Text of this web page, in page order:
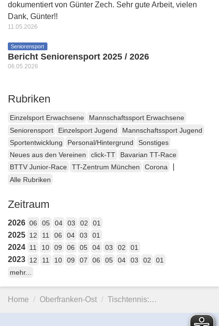
dokumentiert von Günter Zech. Sehr gute Arbeit, vielen
Dank, Günter!!
11.05.2026
Seniorensport
Bericht Seniorensport 2025 / 2026
06.05.2026
Rubriken
Einzelsport Erwachsene
Mannschaftssport Erwachsene
Seniorensport
Einzelsport Jugend
Mannschaftssport Jugend
Sportentwicklung
Personal/Hintergrund
Sonstiges
Neues aus den Vereinen
click-TT
Bavarian TT-Race
BTTV Junior-Race
TT-Zentrum München Corona
Alle Rubriken
Zeitraum
2026 06 05 04 03 02 01
2025 12 11 06 04 03 01
2024 11 10 09 06 05 04 03 02 01
2023 12 11 10 09 07 06 05 04 03 02
01
mehr...
Home Oberfranken-Ost Tischtennis:…